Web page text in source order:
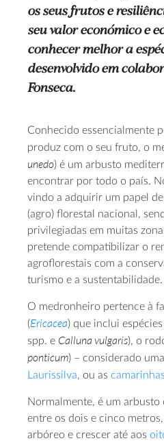
os seus frutos e
seu valor económico e
conhecer melhor a
desenvolvido em
Fonseca.
Conhecido essencialmente
produz com o seu fruto, o
unedo) é um arbusto
encontrar por todo o país.
vindo a adquirir um papel
(agro) florestal nacional,
privilegiadas em muitas
pretende compatibilizar o
agroflorestais com a
turismo e a sustentabilidade.
O medronheiro pertence à
(Ericacea) que inclui
spp. e Calluna vulgaris), o
ponticum) – considerado
Laurissilva, ou as camarinhas
Normalmente, é um arbusto
entre os dois e cinco
arbóreo e crescer até aos